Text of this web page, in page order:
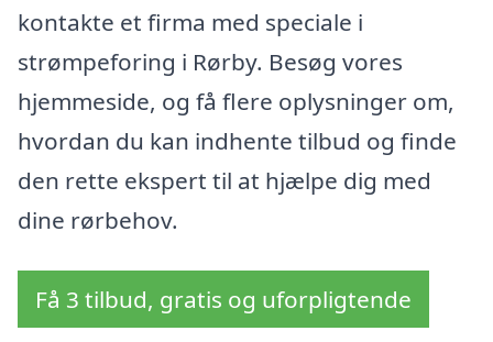
kontakte et firma med speciale i
strømpeforing i Rørby. Besøg vores
hjemmeside, og få flere oplysninger om,
hvordan du kan indhente tilbud og finde
den rette ekspert til at hjælpe dig med
dine rørbehov.
Få 3 tilbud, gratis og uforpligtende